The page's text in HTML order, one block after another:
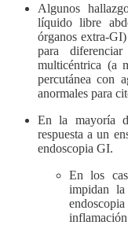
Algunos
líquido libre
órganos extra-
para
multicéntrica (a
percutánea con
anormales para
En la mayoría
respuesta a un
endoscopia GI.
En los
impidan